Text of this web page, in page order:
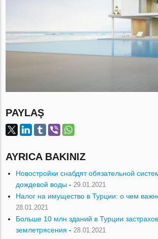
PAYLAŞ
AYRICA BAKINIZ
Новостройки снабдят обязательной
дождевой воды - 29.01.2021
Налог на имущество в Турции: о чем
28.01.2021
Больше 10 млн зданий в Турции
землетрясения - 28.01.2021